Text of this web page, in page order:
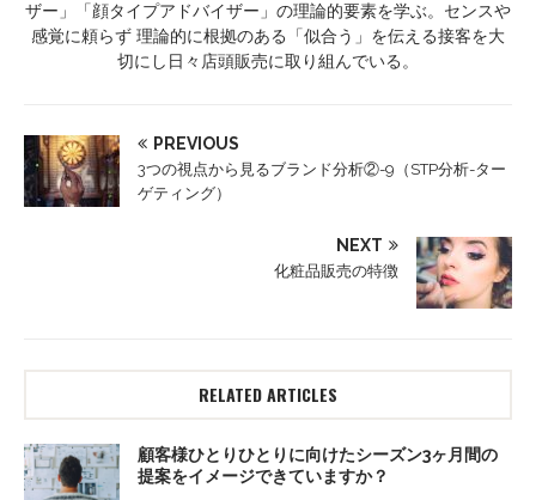
ザー」「顔タイプアドバイザー」の理論的要素を学ぶ。センスや
感覚に頼らず 理論的に根拠のある「似合う」を伝える接客を大
切にし日々店頭販売に取り組んでいる。
PREVIOUS
3つの視点から見るブランド分析②-9（STP分析-ター
ゲティング）
NEXT
化粧品販売の特徴
RELATED ARTICLES
顧客様ひとりひとりに向けたシーズン3ヶ月間の
提案をイメージできていますか？